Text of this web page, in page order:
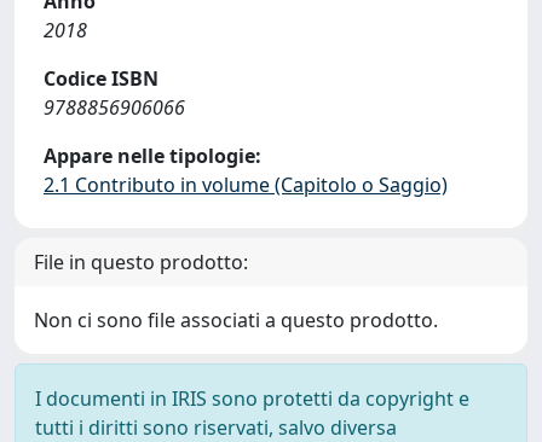
2018
Codice ISBN
9788856906066
Appare nelle tipologie:
2.1 Contributo in volume (Capitolo o Saggio)
File in questo prodotto:
Non ci sono file associati a questo prodotto.
I documenti in IRIS sono protetti da copyright e
tutti i diritti sono riservati, salvo diversa